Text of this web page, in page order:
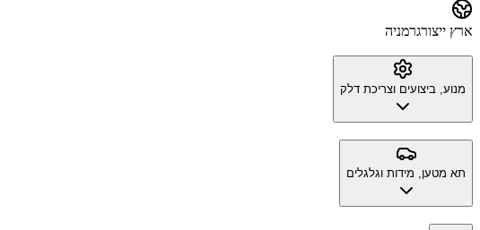
ארץ ייצורגרמניה
מנוע, ביצועים וצריכת דלק
תא מטען, מידות וגלגלים